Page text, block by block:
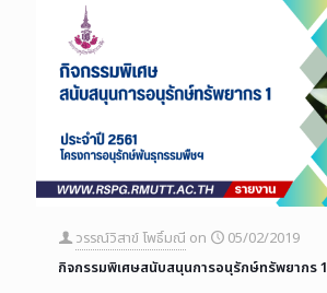
วรรณ์วิสาข์ โพธิ์มณี on
05/02/2019
กิจกรรมพิเศษสนับสนุนการอนุรักษ์ทรัพยากร 1